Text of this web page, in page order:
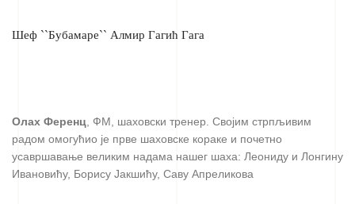
Шеф ``Бубамаре`` Алмир Гагић Гага
Олах Ференц , ФМ, шаховски тренер. Својим стрпљивим
радом омогућио је прве шаховске кораке и почетно
усавршавање великим надама нашег шаха: Леониду и Лонгину
Ивановићу, Борису Јакшићу, Саву Апреликова